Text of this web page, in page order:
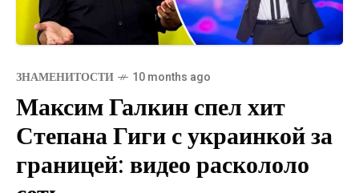
ЗНАМЕНИТОСТИ 10 months ago
Максим Галкин спел хит
Степана Гиги с украинкой за
границей: видео раскололо